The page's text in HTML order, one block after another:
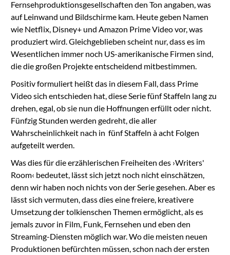
Fernsehproduktionsgesellschaften den Ton angaben, was
auf Leinwand und Bildschirme kam. Heute geben Namen
wie Netflix, Disney+ und Amazon Prime Video vor, was
produziert wird. Gleichgeblieben scheint nur, dass es im
Wesentlichen immer noch US-amerikanische Firmen sind,
die die großen Projekte entscheidend mitbestimmen.
Positiv formuliert heißt das in diesem Fall, dass Prime
Video sich entschieden hat, diese Serie fünf Staffeln lang zu
drehen, egal, ob sie nun die Hoffnungen erfüllt oder nicht.
Fünfzig Stunden werden gedreht, die aller
Wahrscheinlichkeit nach in fünf Staffeln à acht Folgen
aufgeteilt werden.
Was dies für die erzählerischen Freiheiten des ›Writers'
Room‹ bedeutet, lässt sich jetzt noch nicht einschätzen,
denn wir haben noch nichts von der Serie gesehen. Aber es
lässt sich vermuten, dass dies eine freiere, kreativere
Umsetzung der tolkienschen Themen ermöglicht, als es
jemals zuvor in Film, Funk, Fernsehen und eben den
Streaming-Diensten möglich war. Wo die meisten neuen
Produktionen befürchten müssen, schon nach der ersten